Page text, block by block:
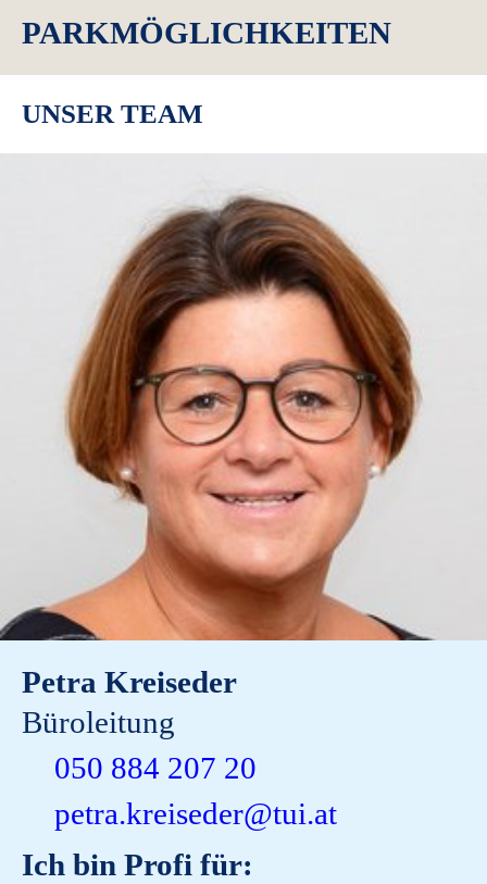
PARKMÖGLICHKEITEN
UNSER TEAM
Petra Kreiseder
Büroleitung
050 884 207 20
petra.kreiseder@tui.at
Ich bin Profi für: